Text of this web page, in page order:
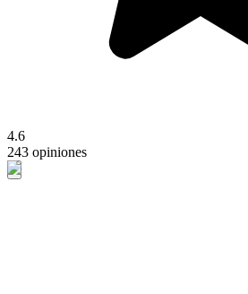
4.6
243 opiniones